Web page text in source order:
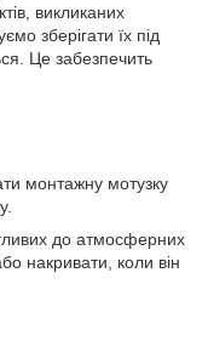
викликаних
зберігати їх під
Це забезпечить
монтажну мотузку
до атмосферних
накривати, коли він